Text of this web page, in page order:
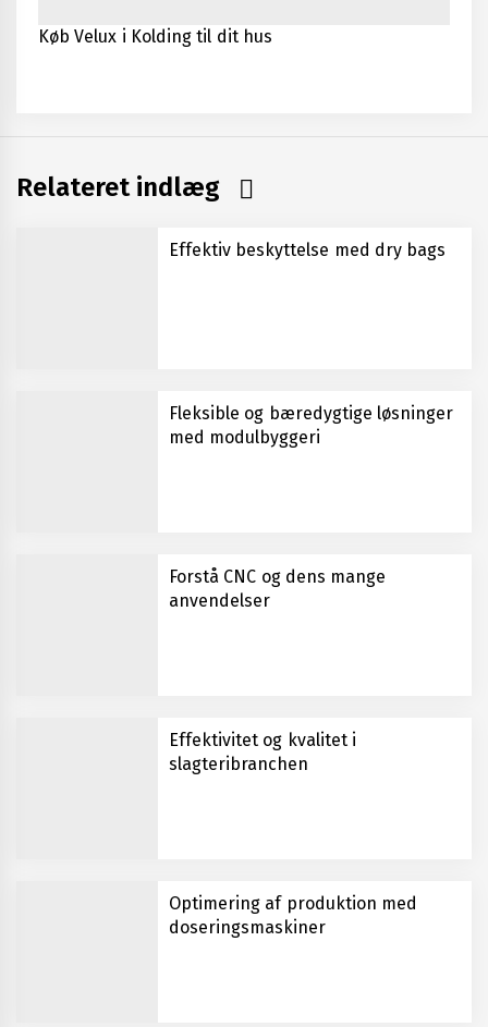
Køb Velux i Kolding til dit hus
Relateret indlæg
Effektiv beskyttelse med dry bags
Fleksible og bæredygtige løsninger
med modulbyggeri
Forstå CNC og dens mange
anvendelser
Effektivitet og kvalitet i
slagteribranchen
Optimering af produktion med
doseringsmaskiner